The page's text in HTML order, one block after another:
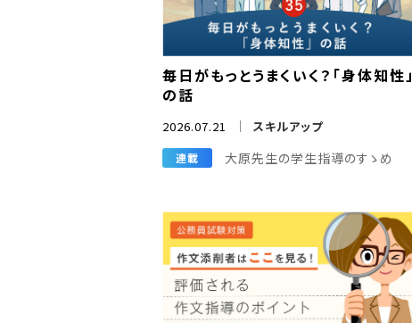
毎日がもっとうまくいく？「身体知性」
の話
2026.07.21 スキルアップ
連載 大原先生の学生指導のすゝめ